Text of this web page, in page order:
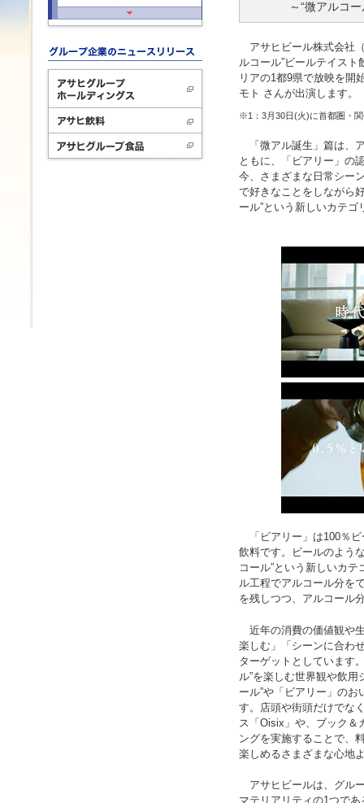
～“微アルコ
アサヒビール株式会社
ルコール”ビールテイス
リアの1都9県で放映を開
モト さんが出演します。
※1：3月30日(火)に首都圏・
「微アル誕生」篇は、
ともに、「ビアリー」の
今、さまざまな日常シー
で好きなことをしながら
ール”という新しいカテ
「ビアリー」は100％ビ
飲料です。ビールのよう
コール”という新しいカ
ル工程でアルコール分を
を残しつつ、アルコール
近年の消費の価値観や
楽しむ」「シーンに合わ
ターゲットとしています
ル”を楽しむ世界観や飲
ール”や「ビアリー」の
す。店頭や街頭だけでな
ス「Oisix」や、ブック＆
ングを実施することで、
楽しめるさまざまな心地
アサヒビールは、グル
マテリアリティの1つで